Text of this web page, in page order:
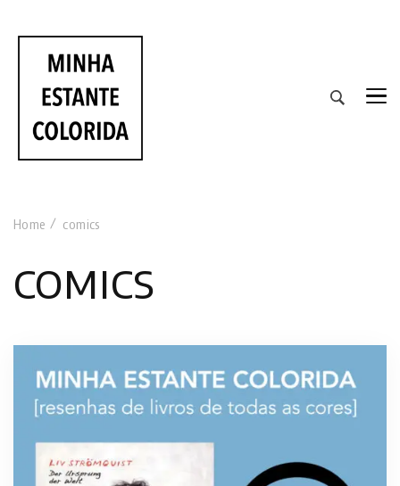
Home comics
comics